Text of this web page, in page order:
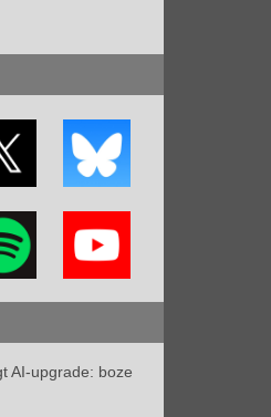
AI-upgrade: boze